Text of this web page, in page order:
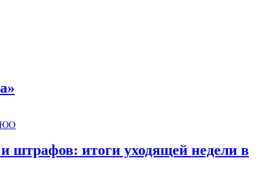
и штрафов: итоги уходящей недели в